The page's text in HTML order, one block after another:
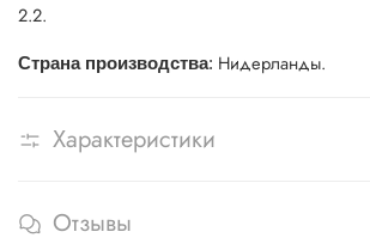
2.2.
Страна производства: Нидерланды.
Характеристики
Отзывы